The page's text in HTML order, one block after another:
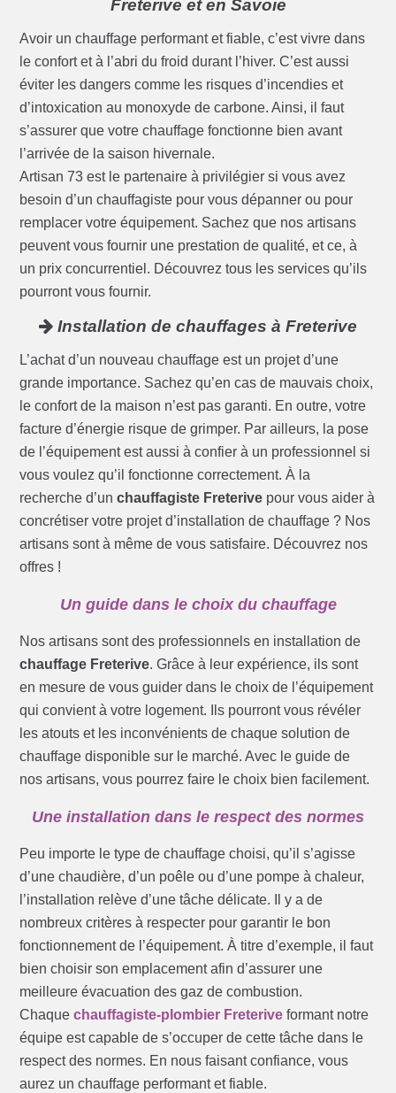
Freterive et en Savoie
Avoir un chauffage performant et fiable, c’est vivre dans
le confort et à l’abri du froid durant l’hiver. C’est aussi
éviter les dangers comme les risques d’incendies et
d’intoxication au monoxyde de carbone. Ainsi, il faut
s’assurer que votre chauffage fonctionne bien avant
l’arrivée de la saison hivernale.
Artisan 73 est le partenaire à privilégier si vous avez
besoin d’un chauffagiste pour vous dépanner ou pour
remplacer votre équipement. Sachez que nos artisans
peuvent vous fournir une prestation de qualité, et ce, à
un prix concurrentiel. Découvrez tous les services qu’ils
pourront vous fournir.
Installation de chauffages à Freterive
L’achat d’un nouveau chauffage est un projet d’une
grande importance. Sachez qu’en cas de mauvais choix,
le confort de la maison n’est pas garanti. En outre, votre
facture d’énergie risque de grimper. Par ailleurs, la pose
de l’équipement est aussi à confier à un professionnel si
vous voulez qu’il fonctionne correctement. À la
recherche d’unchauffagiste Freterive pour vous aider à
concrétiser votre projet d’installation de chauffage ? Nos
artisans sont à même de vous satisfaire. Découvrez nos
offres !
Un guide dans le choix du chauffage
Nos artisans sont des professionnels en installation de
chauffage Freterive. Grâce à leur expérience, ils sont
en mesure de vous guider dans le choix de l’équipement
qui convient à votre logement. Ils pourront vous révéler
les atouts et les inconvénients de chaque solution de
chauffage disponible sur le marché. Avec le guide de
nos artisans, vous pourrez faire le choix bien facilement.
Une installation dans le respect des normes
Peu importe le type de chauffage choisi, qu’il s’agisse
d’une chaudière, d’un poêle ou d’une pompe à chaleur,
l’installation relève d’une tâche délicate. Il y a de
nombreux critères à respecter pour garantir le bon
fonctionnement de l’équipement. À titre d’exemple, il faut
bien choisir son emplacement afin d’assurer une
meilleure évacuation des gaz de combustion.
Chaquechauffagiste-plombier Freterive formant notre
équipe est capable de s’occuper de cette tâche dans le
respect des normes. En nous faisant confiance, vous
aurez un chauffage performant et fiable.